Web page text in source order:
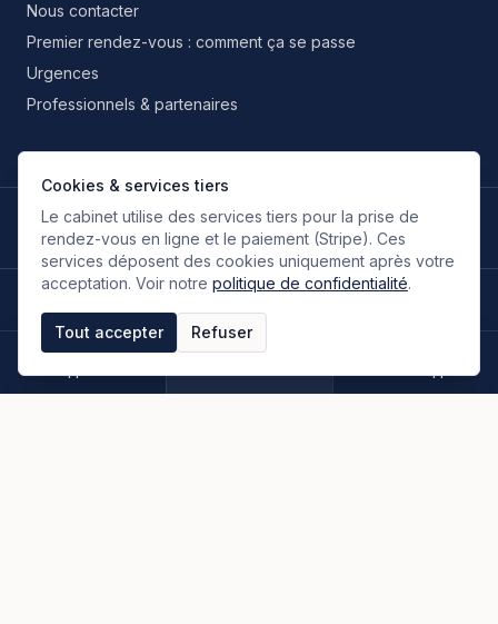
Cookies & services tiers
Le cabinet utilise des services tiers pour la prise de
rendez-vous en ligne et le paiement (Stripe). Ces
services déposent des cookies uniquement après votre
acceptation. Voir notre politique de confidentialité.
Tout accepter Refuser
Nous contacter
Premier rendez-vous : comment ça se passe
Urgences
Professionnels & partenaires
LANGUES DE TRAVAIL
🇫🇷
Français
FR🇬🇧
Anglais
EN🇮🇹
ItalienIT🇪🇸
Espagnol
ES 🇷🇺
RusseRU🇮🇷
Persan
FA
Site conçu sur une idée originale de zIA digital.
Mentions légalesCGU & CGVPolitique de confidentialité
Espace clientsPaiement en lignePlan du site
Appeler Rendez-vous WhatsApp